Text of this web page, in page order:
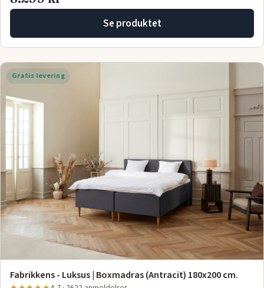
Se produktet
Gratis levering
Fabrikkens - Luksus | Boxmadras (Antracit) 180x200 cm.